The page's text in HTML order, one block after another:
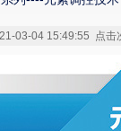
03-04 15:49:55 点击